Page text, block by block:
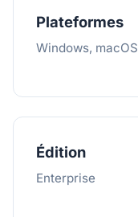
Plateformes
Windows,
Édition
Enterprise